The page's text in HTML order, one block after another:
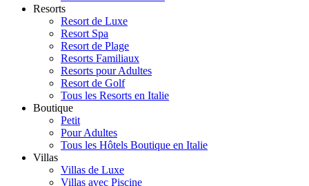
Resorts
Resort de Luxe
Resort Spa
Resort de Plage
Resorts Familiaux
Resorts pour Adultes
Resort de Golf
Tous les Resorts en Italie
Boutique
Petit
Pour Adultes
Tous les Hôtels Boutique en Italie
Villas
Villas de Luxe
Villas avec Piscine